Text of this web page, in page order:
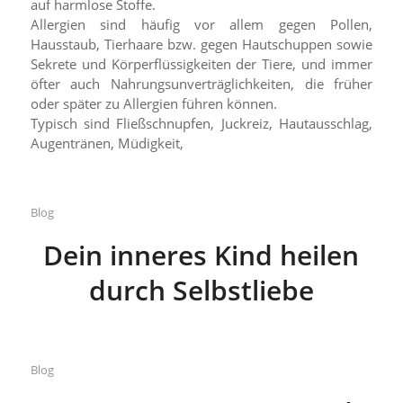
auf harmlose Stoffe.
Allergien sind häufig vor allem gegen Pollen,
Hausstaub, Tierhaare bzw. gegen Hautschuppen sowie
Sekrete und Körperflüssigkeiten der Tiere, und immer
öfter auch Nahrungsunverträglichkeiten, die früher
oder später zu Allergien führen können.
Typisch sind Fließschnupfen, Juckreiz, Hautausschlag,
Augentränen, Müdigkeit,
Blog
Dein inneres Kind heilen
durch Selbstliebe
Blog